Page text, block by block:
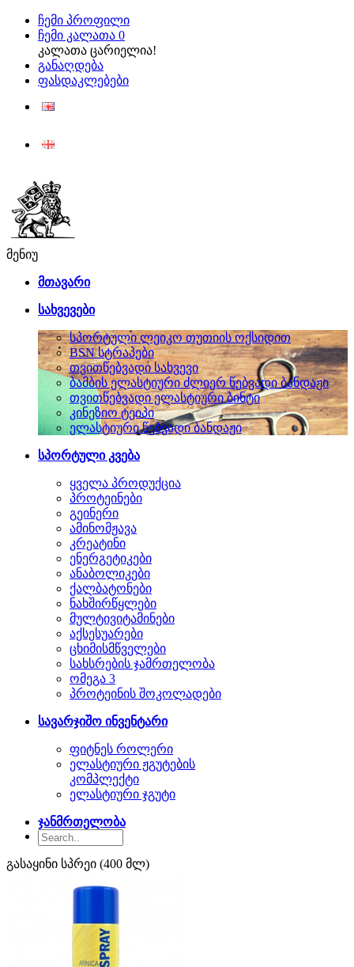
ჩემი პროფილი
ჩემი კალათა 0
კალათა ცარიელია!
განაღდება
ფასდაკლებები
მენიუ
მთავარი
სახვევები
სპორტული ლეიკო თუთიის ოქსიდით
BSN სტრაპები
თვითწებვადი სახვევი
ბამბის ელასტიური ძლიერ წებვადი ბანდაჟი
თვითწებვადი ელასტიური ბინტი
კინეზიო ტეიპი
ელასტიური წებვადი ბანდაჟი
სპორტული კვება
ყველა პროდუქცია
პროტეინები
გეინერი
ამინომჟავა
კრეატინი
ენერგეტიკები
ანაბოლიკები
ქალბატონები
ნახშირწყლები
მულტივიტამინები
აქსესუარები
ცხიმისმწველები
სახსრების ჯამრთელობა
ომეგა 3
პროტეინის შოკოლადები
სავარჯიშო ინვენტარი
ფიტნეს როლერი
ელასტიური ჟგუტების
კომპლექტი
ელასტიური ჯგუტი
ჯანმრთელობა
გასაყინი სპრეი (400 მლ)